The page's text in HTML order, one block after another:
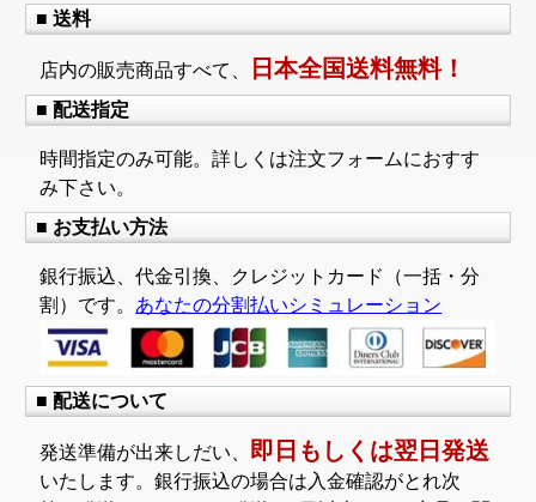
■ 送料
店内の販売商品すべて、 日本全国送料無料！
■ 配送指定
時間指定のみ可能。詳しくは注文フォームにおすす
み下さい。
■ お支払い方法
銀行振込、代金引換、クレジットカード（一括・分
割）です。 あなたの分割払いシミュレーション
■ 配送について
発送準備が出来しだい、 即日もしくは翌日発送
いたします。銀行振込の場合は入金確認がとれ次